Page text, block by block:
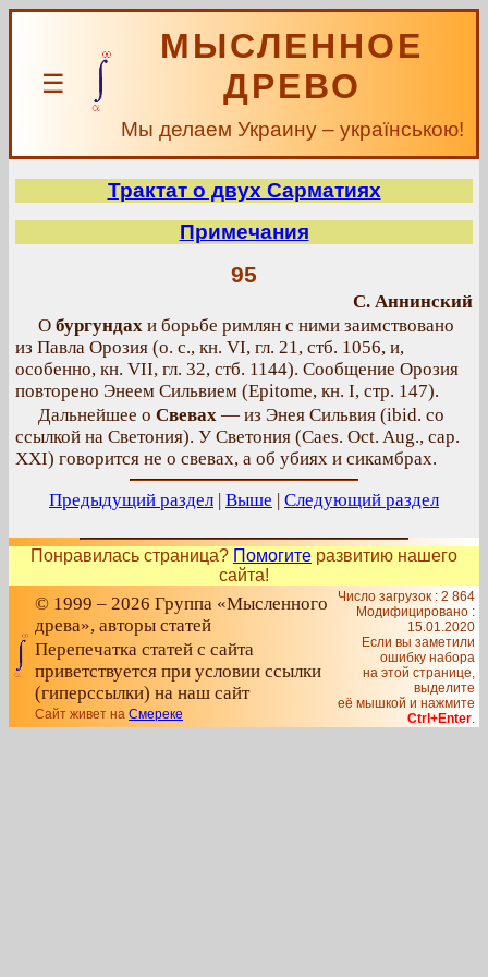
☰
МЫСЛЕННОЕ
ДРЕВО
Мы делаем Украину – українською!
Трактат о двух Сарматиях
Примечания
95
С. Аннинский
О бургундах и борьбе римлян с ними заимствовано
из Павла Орозия (о. с., кн. VI, гл. 21, стб. 1056, и,
особенно, кн. VII, гл. 32, стб. 1144). Сообщение Орозия
повторено Энеем Сильвием (Epitome, кн. I, стр. 147).
Дальнейшее о Свевах — из Энея Сильвия (ibid. со
ссылкой на Светония). У Светония (Caes. Oct. Aug., cap.
XXI) говорится не о свевах, а об убиях и сикамбрах.
Предыдущий раздел | Выше | Следующий раздел
Понравилась страница? Помогите развитию нашего
сайта!
© 1999 – 2026 Группа «Мысленного
древа», авторы статей
Перепечатка статей с сайта
приветствуется при условии ссылки
(гиперссылки) на наш сайт
Сайт живет на Смереке
Число загрузок : 2 864
Модифицировано :
15.01.2020
Если вы заметили
ошибку набора
на этой странице,
выделите
её мышкой и нажмите
Ctrl+Enter.